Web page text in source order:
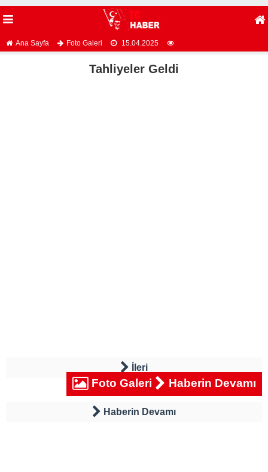
Ana Sayfa Foto Galeri 15.04.2025
Tahliyeler Geldi
İleri
Foto Galeri Haberin Devamı
Haberin Devamı